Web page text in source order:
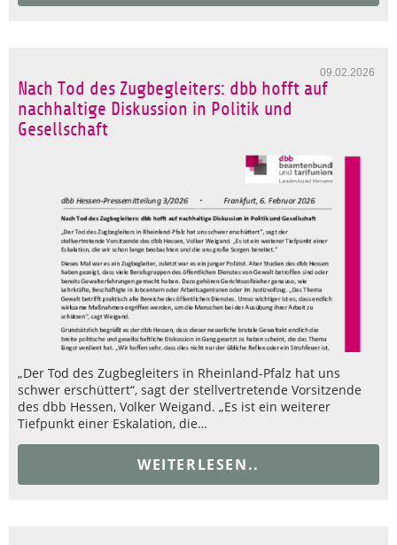
09.02.2026
Nach Tod des Zugbegleiters: dbb hofft auf
nachhaltige Diskussion in Politik und
Gesellschaft
„Der Tod des Zugbegleiters in Rheinland-Pfalz hat uns
schwer erschüttert“, sagt der stellvertretende Vorsitzende
des dbb Hessen, Volker Weigand. „Es ist ein weiterer
Tiefpunkt einer Eskalation, die…
WEITERLESEN..